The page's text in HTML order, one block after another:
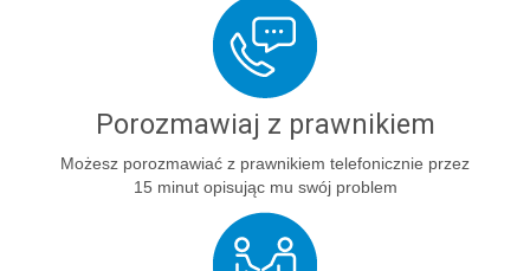
Porozmawiaj z prawnikiem
Możesz porozmawiać z prawnikiem telefonicznie przez
15 minut opisując mu swój problem